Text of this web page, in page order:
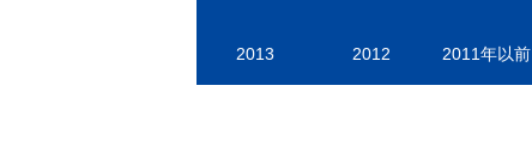
2013 2012 2011年以前